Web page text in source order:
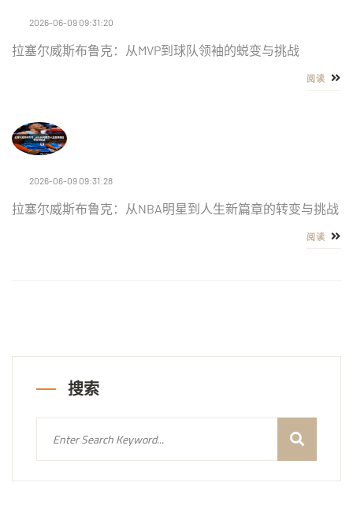
2026-06-09 09:31:20
拉塞尔威斯布鲁克：从MVP到球队领袖的蜕变与挑战
阅读
2026-06-09 09:31:28
拉塞尔威斯布鲁克：从NBA明星到人生新篇章的转变与挑战
阅读
搜索